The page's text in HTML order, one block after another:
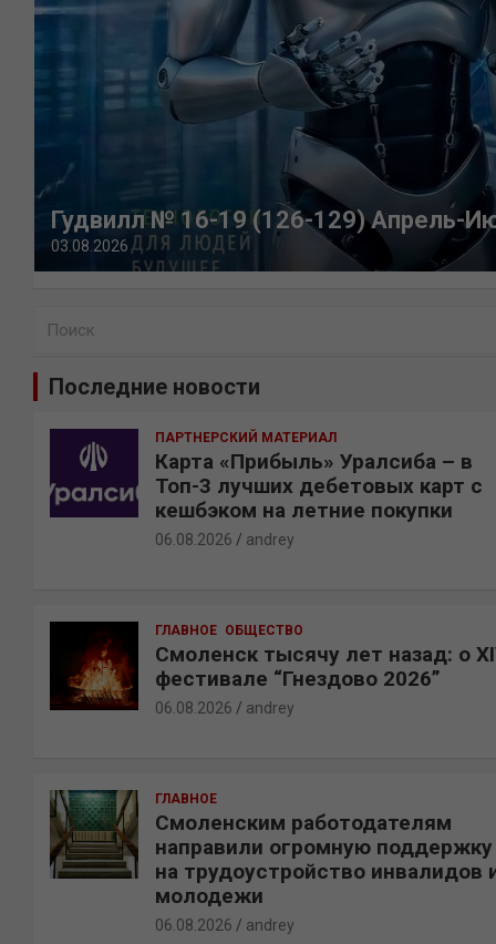
Гудвилл № 16-19 (126-129) Апрель-
03.08.2026
Последние новости
ПАРТНЕРСКИЙ МАТЕРИАЛ
Карта «Прибыль» Уралсиба – в
Топ-3 лучших дебетовых карт с
кешбэком на летние покупки
06.08.2026 andrey
ГЛАВНОЕ ОБЩЕСТВО
Смоленск тысячу лет назад: о
фестивале “Гнездово 2026”
06.08.2026 andrey
ГЛАВНОЕ
Смоленским работодателям
направили огромную поддержку
на трудоустройство инвалидов
молодежи
06.08.2026 andrey